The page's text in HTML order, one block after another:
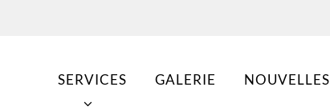
SERVICES GALERIE NOUVELLES